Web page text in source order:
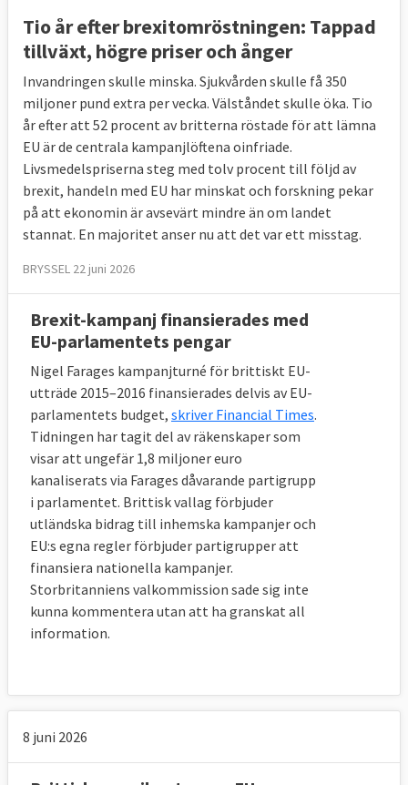
utträdesavtalet?
Villkoren för hur utträdet ska gå till.
Efter långa förhandlingar lyckades de båda
sidorna på tjänstemannanivå enas om
villkoren för utträdet i mitten av november
2018. Det är dock ännu osäkert om det
brittiska parlamentet kommer att godkänna
avtalet. Vad som händer om så sker är inte
klart, men EU-sidan har sagt att man inte är
villig att förhandla om avtalet.
Europaportalen har gått igenom de
delarna i utträdesavtalet och vad de väntas
innebära.
7. Vad händer med EU-medborgare i
Storbritannien och brittiska medborgare i
andra EU-länder?
De får (nästan) samma rättigheter som i
dag.
Drygt tre miljoner EU-medborgare bor i
Storbritannien och drygt en miljon britter i
övriga EU-länder. Enligt avtalet kommer
dessa att kunna bo kvar även efter brexit.
Det omfattar också nära släktingar som i
dag är kvar i sitt hemland.
mars 2019 ska omfattas av de nuvarande
reglerna. Detta gäller till sista december
2020 då den föreslagna övergångsperioden
löper ut.
Om en sådan person känner sig förfördelad
Tio år efter brexitomröstningen: Tappad
tillväxt, högre priser och ånger
Invandringen skulle minska. Sjukvården skulle få 350
miljoner pund extra per vecka. Välståndet skulle öka. Tio
år efter att 52 procent av britterna röstade för att lämna
EU är de centrala kampanjlöftena oinfriade.
Livsmedelspriserna steg med tolv procent till följd av
brexit, handeln med EU har minskat och forskning pekar
på att ekonomin är avsevärt mindre än om landet
stannat. En majoritet anser nu att det var ett misstag.
BRYSSEL 22 juni 2026
Brexit-kampanj finansierades med
EU-parlamentets pengar
Nigel Farages kampanjturné för brittiskt EU-
utträde 2015–2016 finansierades delvis av EU-
parlamentets budget, skriver Financial Times.
Tidningen har tagit del av räkenskaper som
visar att ungefär 1,8 miljoner euro
kanaliserats via Farages dåvarande partigrupp
i parlamentet. Brittisk vallag förbjuder
utländska bidrag till inhemska kampanjer och
EU:s egna regler förbjuder partigrupper att
finansiera nationella kampanjer.
Storbritanniens valkommission sade sig inte
kunna kommentera utan att ha granskat all
information.
8 juni 2026